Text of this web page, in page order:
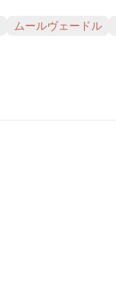
ムールヴェードル